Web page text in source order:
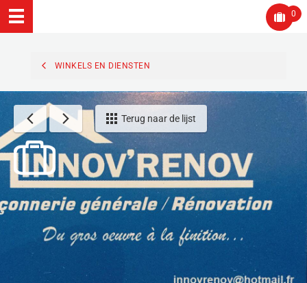
0
WINKELS EN DIENSTEN
Terug naar de lijst